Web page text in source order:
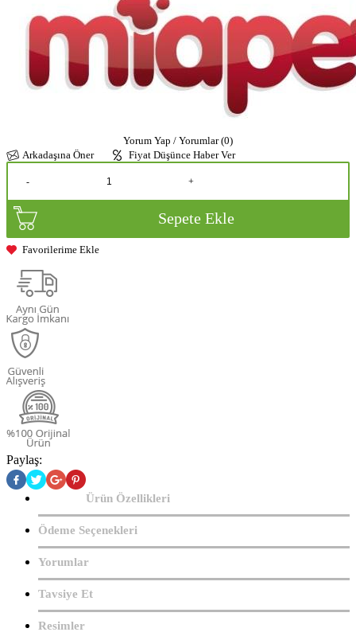
Yorum Yap / Yorumlar (0)
Arkadaşına Öner
Fiyat Düşünce Haber Ver
- +
Sepete Ekle
Favorilerime Ekle
Paylaş:
Ürün Özellikleri
Ödeme Seçenekleri
Yorumlar
Tavsiye Et
Resimler